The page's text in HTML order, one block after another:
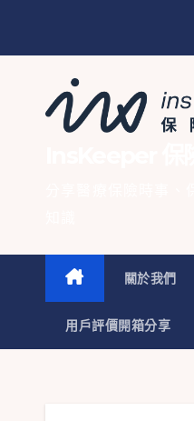
關於我們
用戶評價開箱分享